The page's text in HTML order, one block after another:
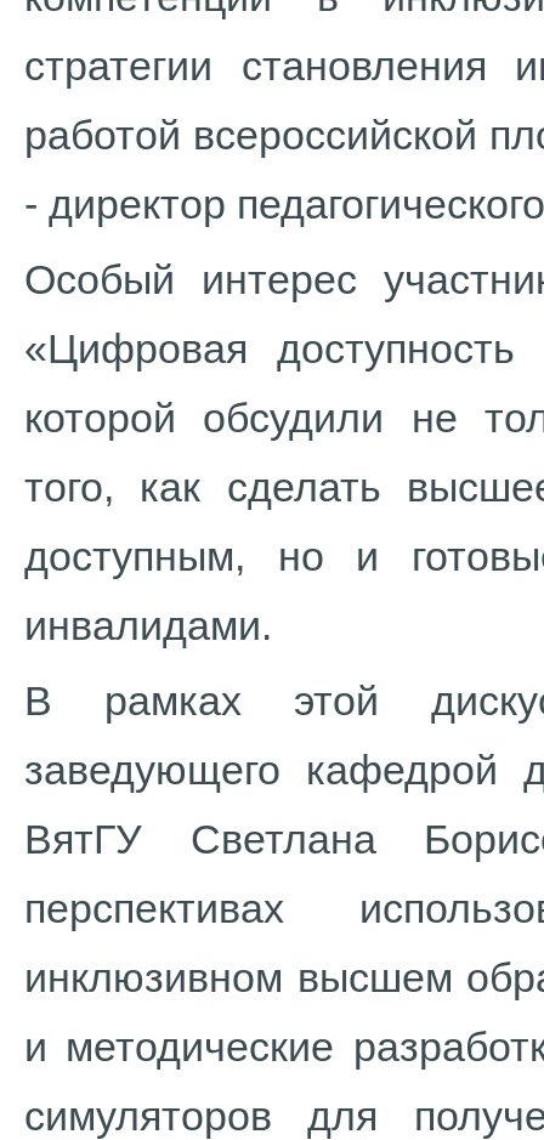
стратегии становления
работой всероссийской
- директор
Особый интерес
«Цифровая
которой обсудили не
того, как сделать
доступным, но и
инвалидами.
В рамках этой
заведующего кафедрой
ВятГУ Светлана
перспективах
инклюзивном высшем
и методические
симуляторов для